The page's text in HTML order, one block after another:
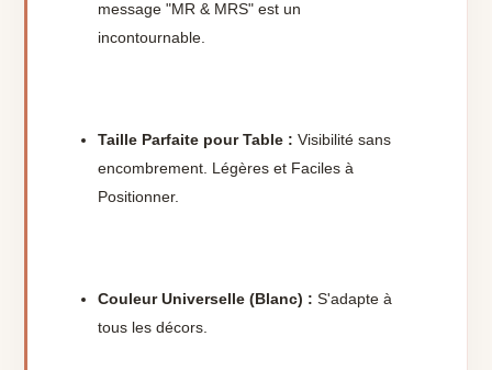
message "MR & MRS" est un
incontournable.
Taille Parfaite pour Table : Visibilité sans
encombrement. Légères et Faciles à
Positionner.
Couleur Universelle (Blanc) : S'adapte à
tous les décors.